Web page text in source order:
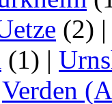
(2)
(1) |
Verden